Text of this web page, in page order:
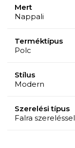
Mert
Nappali
Terméktípus
Polc
Stílus
Modern
Szerelési típus
Falra szereléssel